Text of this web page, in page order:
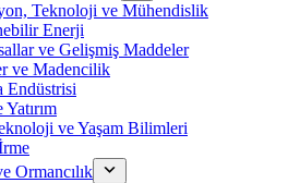
Teknoloji ve Mühendislik
Enerji
ve Gelişmiş Maddeler
ve Madencilik
Endüstrisi
ve Yaşam Bilimleri
Ormancılık